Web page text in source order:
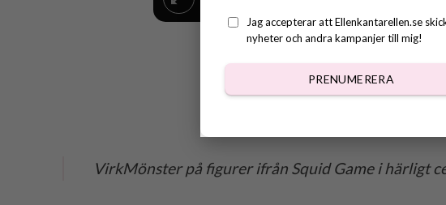
Jag accepterar att Ellenkantarellen.se
nyheter och andra kampanjer till mig!
PRENUMERERA
VirkMönster på figurer ifrån Squid Game i härligt